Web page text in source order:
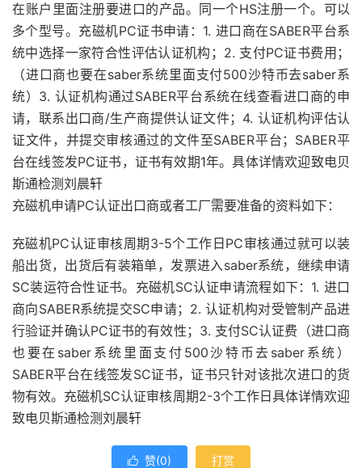
在账户里面注册要进口的产品。同一个HS注册一个。可以
多个型号。充磁机PC证书申请：1. 进口商在SABER平台系
统中选择一家符合性评估认证机构；2. 支付PC证书费用；
（进口商也要在saber系统里面支付500沙特币去saber系
统）3. 认证机构通过SABER平台系统在线查看进口商的申
请，联系出口商/生产商提供认证文件；4. 认证机构评估认
证文件，并提交审核通过的文件至SABER平台；SABER平
台在线签发PC证书，证书有效期1年。具体详情欢迎致电贝
斯通检测刘晨轩
充磁机申请PC认证出口商或者工厂需要准备的资料如下：
充磁机PC认证审核周期3-5个工作日PC审核通过就可以装
船出货，出货后有装箱单，发票进入saber系统，继续申请
SC装运符合性证书。充磁机SC认证申请流程如下：1. 进口
商向SABER系统提交SC申请；2. 认证机构对受管制产品进
行验证并确认PC证书的有效性；3. 支付SC认证费（进口商
也要在saber系统里面支付500沙特币去saber系统）
SABER平台在线签发SC证书，证书只针对该批次进口的货
物有效。充磁机SC认证审核周期2-3个工作日具体详情欢迎
致电贝斯通检测刘晨轩
 赞(0) 打赏